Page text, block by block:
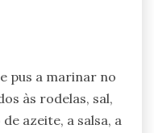
pus a marinar no
às rodelas, sal,
azeite, a salsa, a